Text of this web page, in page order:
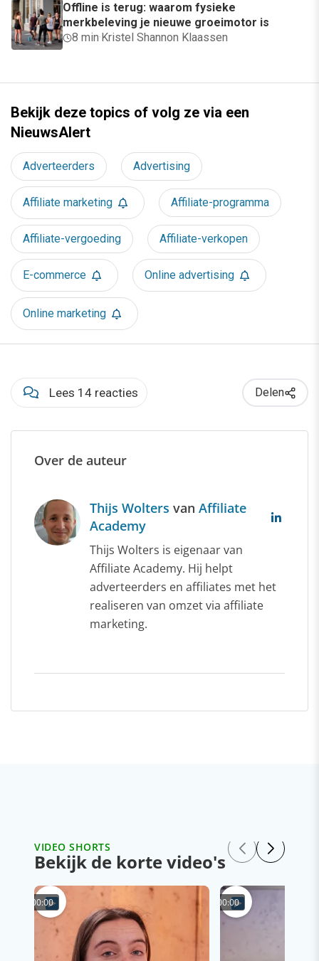
Offline is terug: waarom fysieke
merkbeleving je nieuwe groeimotor is
8 min· Kristel Shannon Klaassen
Bekijk deze topics of volg ze via een
NieuwsAlert
Adverteerders Advertising
Affiliate marketing Affiliate-programma
Affiliate-vergoeding Affiliate-verkopen
E-commerce Online advertising
Online marketing
Lees 14 reacties Delen
Over de auteur
Thijs Wolters van Affiliate
Academy
Thijs Wolters is eigenaar van
Affiliate Academy. Hij helpt
adverteerders en affiliates met het
realiseren van omzet via affiliate
marketing.
VIDEO SHORTS
Bekijk de korte video's
00:00 00:00